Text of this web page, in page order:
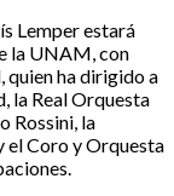
Lemper estará
la UNAM, con
quien ha dirigido a
la Real Orquesta
Rossini, la
el Coro y Orquesta